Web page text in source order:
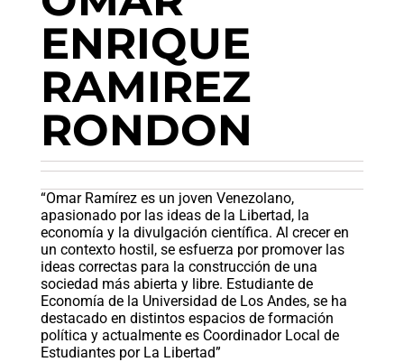
ENRIQUE
RAMIREZ
RONDON
“Omar Ramírez es un joven Venezolano,
apasionado por las ideas de la Libertad, la
economía y la divulgación científica. Al crecer en
un contexto hostil, se esfuerza por promover las
ideas correctas para la construcción de una
sociedad más abierta y libre. Estudiante de
Economía de la Universidad de Los Andes, se ha
destacado en distintos espacios de formación
política y actualmente es Coordinador Local de
Estudiantes por La Libertad”